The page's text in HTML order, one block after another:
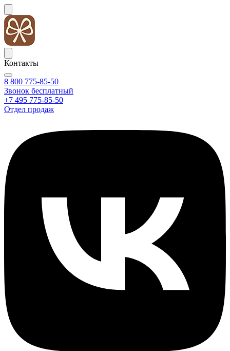
Контакты
8 800 775-85-50
Звонок бесплатный
+7 495 775-85-50
Отдел продаж